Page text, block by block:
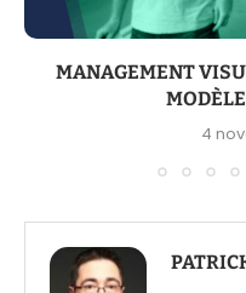
MANAGEMENT
4